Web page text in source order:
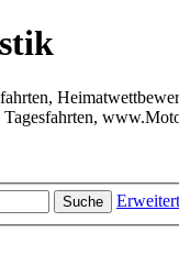
Tagesfahrten,
Suche